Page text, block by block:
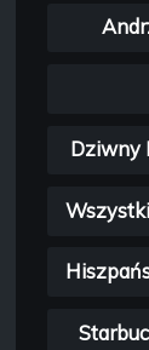
Dziwny